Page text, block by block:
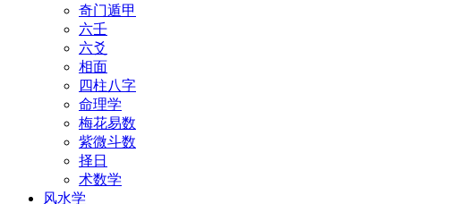
奇门遁甲
六壬
六爻
相面
四柱八字
命理学
梅花易数
紫微斗数
择日
术数学
风水学